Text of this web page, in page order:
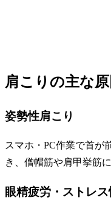
肩こりの主な原
姿勢性肩こり
スマホ・PC作業で首が
き、僧帽筋や肩甲挙筋
眼精疲労・ストレス